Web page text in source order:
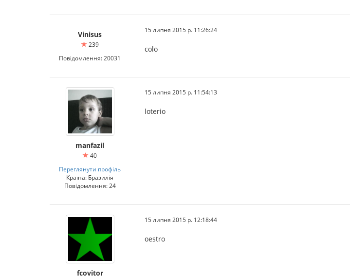
Vinisus
239
Повідомлення: 20031
15 липня 2015 р. 11:26:24
colo
manfazil
40
Переглянути профіль
Країна: Бразилія
Повідомлення: 24
15 липня 2015 р. 11:54:13
loterio
fcovitor
15 липня 2015 р. 12:18:44
oestro